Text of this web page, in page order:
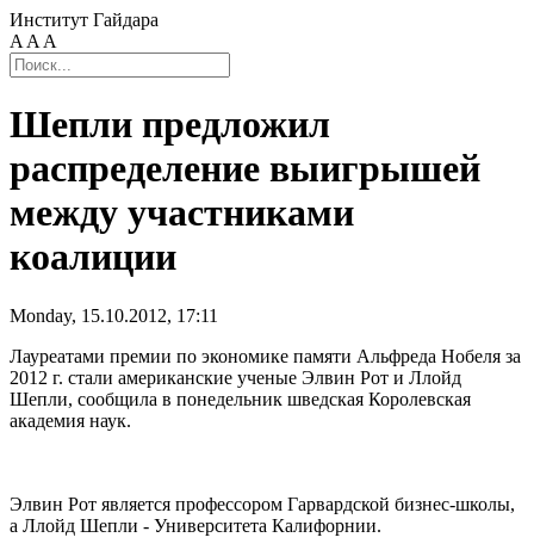
Институт Гайдара
A A A
Шепли предложил
распределение выигрышей
между участниками
коалиции
Monday, 15.10.2012, 17:11
Лауреатами премии по экономике памяти Альфреда Нобеля за
2012 г. стали американские ученые Элвин Рот и Ллойд
Шепли, сообщила в понедельник шведская Королевская
академия наук.
Элвин Рот является профессором Гарвардской бизнес-школы,
а Ллойд Шепли - Университета Калифорнии.